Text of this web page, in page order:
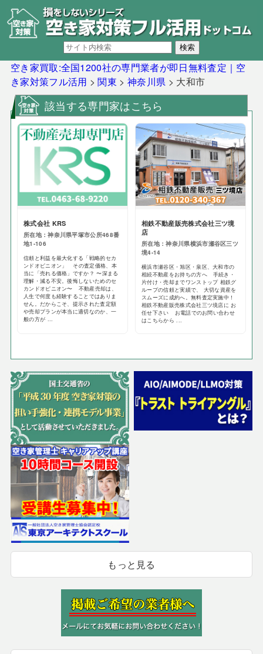
空き家買取:全国1200社の専門業者が即日無料査定｜空
き家対策フル活用 >関東 >神奈川県 > 大和市
該当する専門家はこちら
株式会社 KRS
所在地：神奈川県平塚市公所468番
地1-106
信頼と利益を最大化する「戦略的セカ
ンドオピニオン」 その査定価格、本
当に「売れる価格」ですか？ 〜深まる
理解・減る不安。後悔しないためのセ
カンドオピニオン〜 不動産売却は、
人生で何度も経験することではありま
せん。だからこそ、提示された査定額
や売却プランが本当に適切なのか、一
般の方が ...
相鉄不動産販売株式会社三ツ境
店
所在地：神奈川県横浜市瀬谷区三ツ
境4-14
横浜市瀬谷区・旭区・泉区、大和市の
相続不動産をお持ちの方へ 手続き・
片付け・売却までワンストップ 相鉄グ
ループの信頼と実績で、 大切な資産を
スムーズに成約へ。無料査定実施中！
相鉄不動産販売株式会社三ツ境店に お
任せ下さい お電話でのお問い合わせ
はこちらから ...
もっと見る